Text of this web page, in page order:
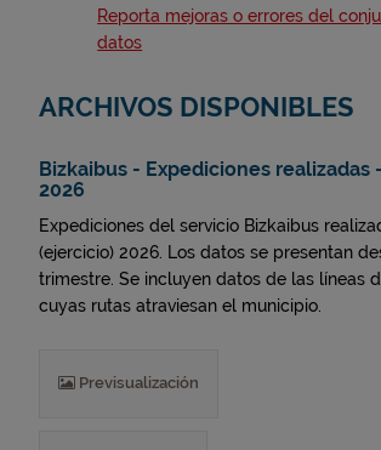
Reporta mejoras o errores del
datos
ARCHIVOS DISPONIBLES
Bizkaibus - Expediciones realizadas
2026
Expediciones del servicio Bizkaibus
(ejercicio) 2026. Los datos se presentan
trimestre. Se incluyen datos de las líneas
cuyas rutas atraviesan el municipio.
Previsualización